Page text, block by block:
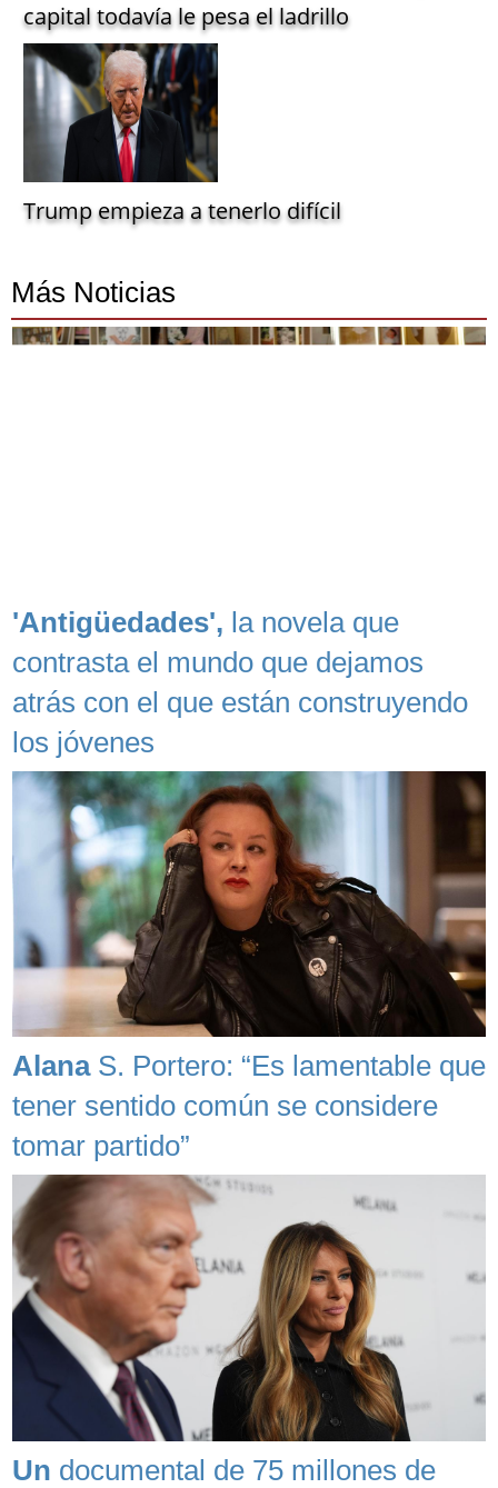
capital todavía le pesa el ladrillo
Trump empieza a tenerlo difícil
Más Noticias
'Antigüedades', la novela que
contrasta el mundo que dejamos
atrás con el que están construyendo
los jóvenes
AlanaS. Portero: “Es lamentable que
tener sentido común se considere
tomar partido”
Un documental de 75 millones de